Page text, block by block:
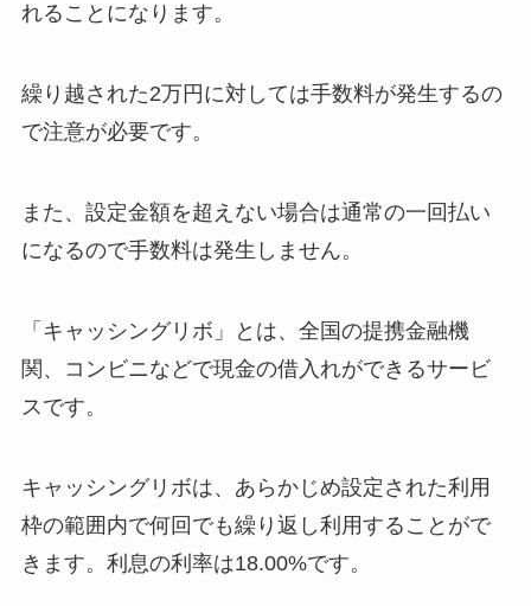
れることになります。
繰り越された2万円に対しては手数料が発生するの
で注意が必要です。
また、設定金額を超えない場合は通常の一回払い
になるので手数料は発生しません。
「 キャッシングリボ 」とは、全国の提携金融機
関、コンビニなどで現金の借入れができるサービ
スです。
キャッシングリボは、あらかじめ設定された利用
枠の範囲内で何回でも繰り返し利用することがで
きます。利息の利率は18.00%です。